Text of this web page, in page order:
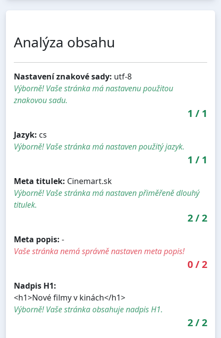
Analýza obsahu
Nastavení znakové sady: utf-8
Výborně! Vaše stránka má nastavenu použitou
znakovou sadu.
1 / 1
Jazyk: cs
Výborně! Vaše stránka má nastaven použitý jazyk.
1 / 1
Meta titulek: Cinemart.sk
Výborně! Vaše stránka má nastaven přiměřeně dlouhý
titulek.
2/2
Meta popis: -
Vaše stránka nemá správně nastaven meta popis!
0/2
Nadpis H1:
<h1>Nové filmy v kinách</h1>
Výborně! Vaše stránka obsahuje nadpis H1.
2/2